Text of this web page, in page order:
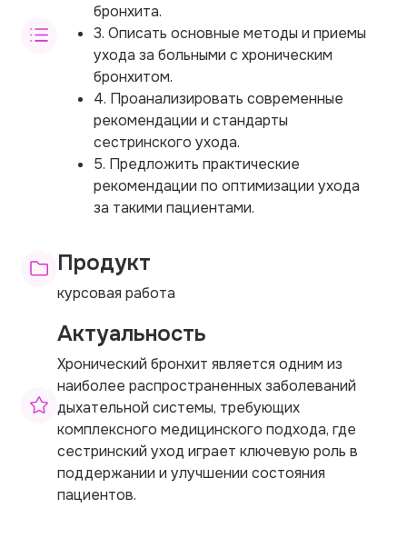
бронхита.
3. Описать основные методы и приемы
ухода за больными с хроническим
бронхитом.
4. Проанализировать современные
рекомендации и стандарты
сестринского ухода.
5. Предложить практические
рекомендации по оптимизации ухода
за такими пациентами.
Продукт
курсовая работа
Актуальность
Хронический бронхит является одним из
наиболее распространенных заболеваний
дыхательной системы, требующих
комплексного медицинского подхода, где
сестринский уход играет ключевую роль в
поддержании и улучшении состояния
пациентов.